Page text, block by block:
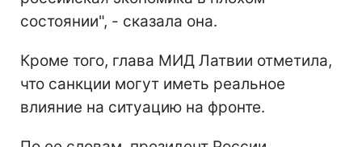
состоянии", - сказала она.
Кроме того, глава МИД Латвии отметила,
что санкции могут иметь реальное
влияние на ситуацию на фронте.